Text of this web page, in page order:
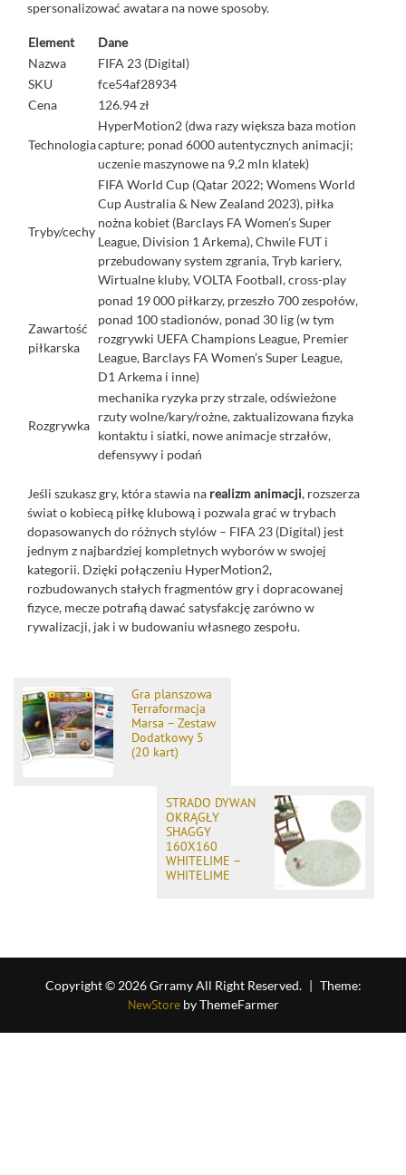
spersonalizować awatara na nowe sposoby.
Element
Dane
Nazwa
FIFA 23 (Digital)
SKU
fce54af28934
Cena
126.94 zł
Technologia
HyperMotion2 (dwa razy większa baza motion
capture; ponad 6000 autentycznych animacji;
uczenie maszynowe na 9,2 mln klatek)
Tryby/cechy
FIFA World Cup (Qatar 2022; Womens World
Cup Australia & New Zealand 2023), piłka
nożna kobiet (Barclays FA Women’s Super
League, Division 1 Arkema), Chwile FUT i
przebudowany system zgrania, Tryb kariery,
Wirtualne kluby, VOLTA Football, cross-play
Zawartość
piłkarska
ponad 19 000 piłkarzy, przeszło 700 zespołów,
ponad 100 stadionów, ponad 30 lig (w tym
rozgrywki UEFA Champions League, Premier
League, Barclays FA Women’s Super League,
D1 Arkema i inne)
Rozgrywka
mechanika ryzyka przy strzale, odświeżone
rzuty wolne/kary/rożne, zaktualizowana fizyka
kontaktu i siatki, nowe animacje strzałów,
defensywy i podań
Jeśli szukasz gry, która stawia na realizm animacji, rozszerza
świat o kobiecą piłkę klubową i pozwala grać w trybach
dopasowanych do różnych stylów – FIFA 23 (Digital) jest
jednym z najbardziej kompletnych wyborów w swojej
kategorii. Dzięki połączeniu HyperMotion2,
rozbudowanych stałych fragmentów gry i dopracowanej
fizyce, mecze potrafią dawać satysfakcję zarówno w
rywalizacji, jak i w budowaniu własnego zespołu.
Gra planszowa
Terraformacja
Marsa – Zestaw
Dodatkowy 5
(20 kart)
STRADO DYWAN
OKRĄGŁY
SHAGGY
160X160
WHITELIME –
WHITELIME
Copyright © 2026 Grramy All Right Reserved. | Theme:
NewStoreby ThemeFarmer